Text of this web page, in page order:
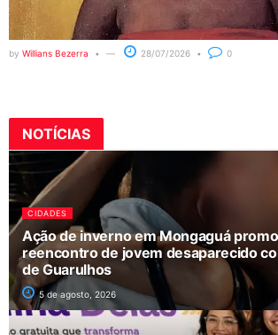
by Willians Bezerra 28/07/2026 0
NOTÍCIAS
CIDADES
Ação de inverno em Mongaguá
reencontro de jovem desaparecido
de Guarulhos
5 de agosto, 2026